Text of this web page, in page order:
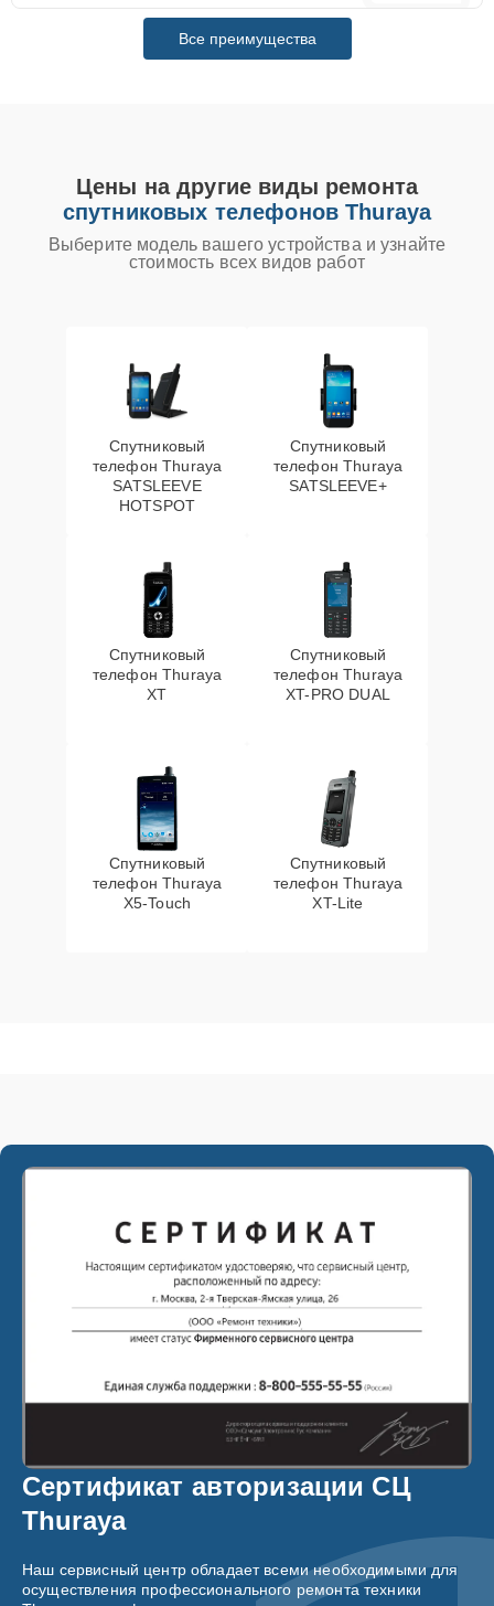
Все преимущества
Цены на другие виды ремонта
спутниковых телефонов Thuraya
Выберите модель вашего устройства и узнайте
стоимость всех видов работ
Спутниковый
телефон Thuraya
SATSLEEVE
HOTSPOT
Спутниковый
телефон Thuraya
SATSLEEVE+
Спутниковый
телефон Thuraya
XT
Спутниковый
телефон Thuraya
XT-PRO DUAL
Спутниковый
телефон Thuraya
X5-Touch
Спутниковый
телефон Thuraya
XT-Lite
Сертификат авторизации СЦ
Thuraya
Наш сервисный центр обладает всеми необходимыми для
осуществления профессионального ремонта техники